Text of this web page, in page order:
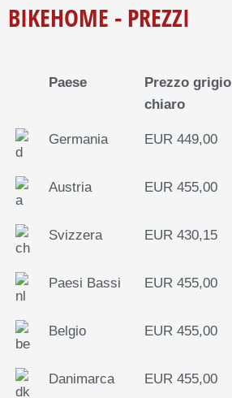
BIKEHOME - PREZZI
Paese
Prezzo grigio
chiaro
Germania EUR 449,00
Austria EUR 455,00
Svizzera EUR 430,15
Paesi Bassi EUR 455,00
Belgio EUR 455,00
Danimarca EUR 455,00